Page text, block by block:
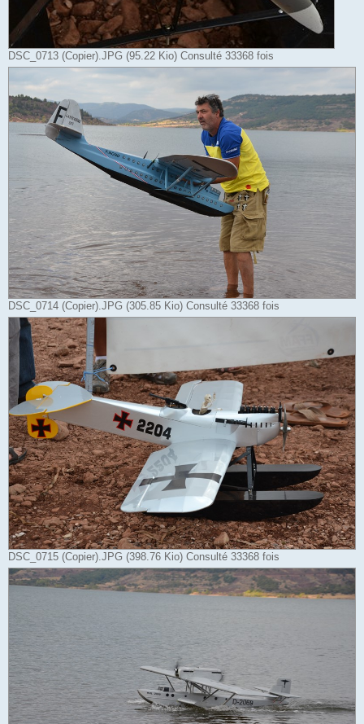
DSC_0713 (Copier).JPG (95.22 Kio) Consulté 33368 fois
DSC_0714 (Copier).JPG (305.85 Kio) Consulté 33368 fois
DSC_0715 (Copier).JPG (398.76 Kio) Consulté 33368 fois